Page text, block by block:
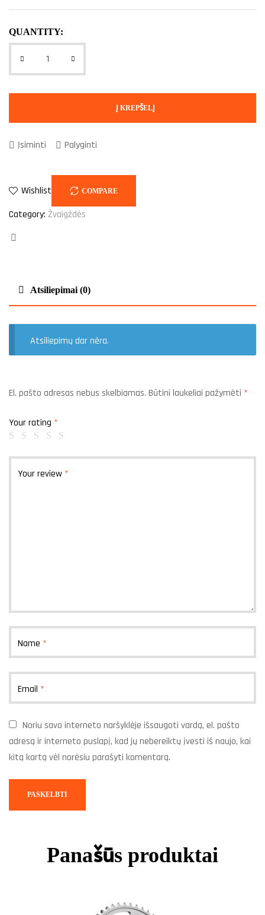
QUANTITY:
Į KREPŠELĮ
Įsiminti Palyginti
Wishlist COMPARE
Category: Žvaigždės
Atsiliepimai (0)
Atsiliepimų dar nėra.
El. pašto adresas nebus skelbiamas. Būtini laukeliai pažymėti *
Your rating *
Your review *
Name *
Email *
Noriu savo interneto naršyklėje išsaugoti vardą, el. pašto
adresą ir interneto puslapį, kad jų nebereiktų įvesti iš naujo, kai
kitą kartą vėl norėsiu parašyti komentarą.
Panašūs produktai